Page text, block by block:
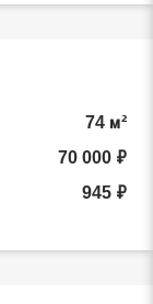
74 м²
70 000 ₽
945 ₽